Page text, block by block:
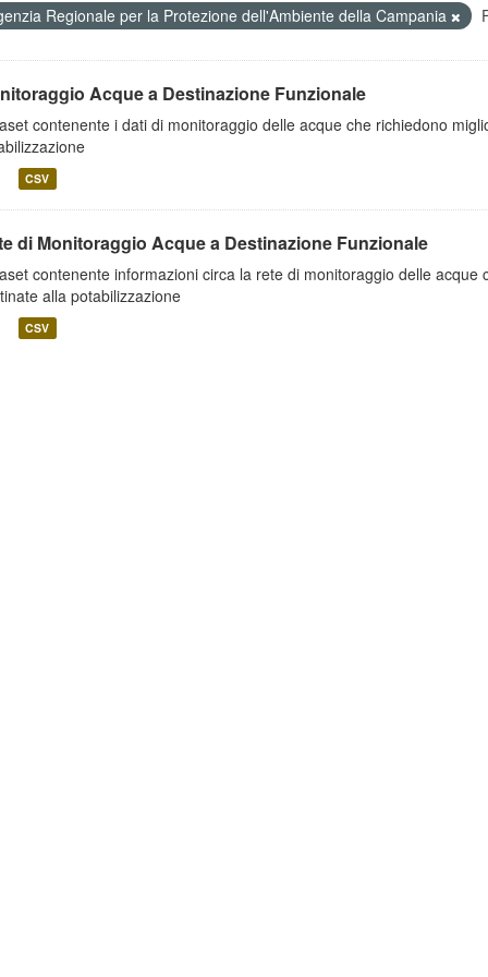
Regionale per la Protezione dell'Ambiente della Campania
Acque a Destinazione Funzionale
contenente i dati di monitoraggio delle acque che richiedono
CSV
di Monitoraggio Acque a Destinazione Funzionale
contenente informazioni circa la rete di monitoraggio delle
alla potabilizzazione
CSV